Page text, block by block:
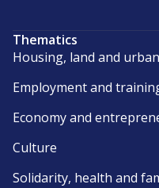
Thematics
Housing, land and
Employment and
Economy and
Culture
Solidarity, health and